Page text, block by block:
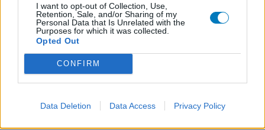
I want to opt-out of Collection, Use,
Retention, Sale, and/or Sharing of my
Personal Data that Is Unrelated with the
Purposes for which it was collected.
Opted Out
CONFIRM
Data Deletion Data Access Privacy Policy
Wellbutrin XR (646)
Verslavingsziekten
Metformine (620)
Diabetes (suikerziekte) - orale middelen
Implanon (hormoonimplantaat) (584)
Lexapro (509)